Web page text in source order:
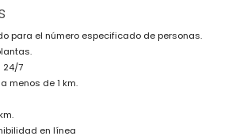
La Fontana, Jávea (a menos de 5 kilómetros
Costa Nova, Jávea (a menos de 2
Alicante (> 100 kilómetros)
más cercano: Valencia (> 100 kilómetros)
adecuado para familias con niños
incluidos en el precio del alquiler de la
para el número especificado de personas.
24/7
menos de 1 km.
en línea